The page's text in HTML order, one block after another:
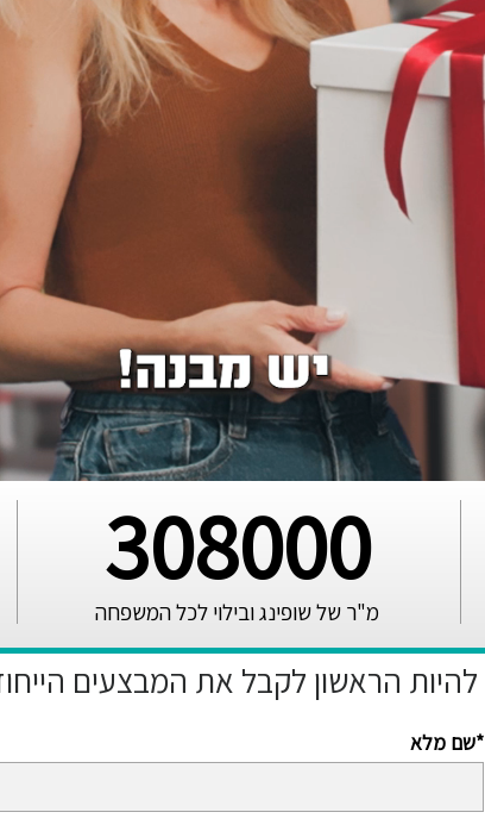
308000
מ"ר של שופינג ובילוי לכל המשפחה
שם מלא*